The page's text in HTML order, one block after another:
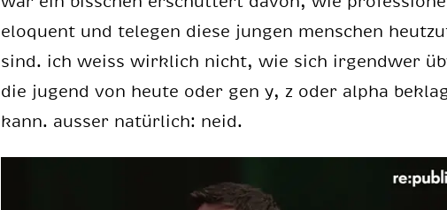
elo­quent und te­le­gen die­se jun­gen men­schen
sind. ich weiss wirk­lich nicht, wie sich ir­gend­wer
die ju­gend von heu­te oder gen y, z oder al­pha
kann. aus­ser na­tür­lich: neid.